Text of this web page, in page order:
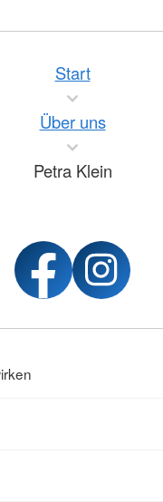
Start
Über uns
Petra Klein